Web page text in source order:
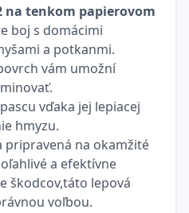
na tenkom papierovom
boj s domácimi
a potkanmi.
vám umožní
vďaka jej lepiacej
hmyzu.
pripravená na okamžité
a efektívne
škodcov,táto lepová
voľbou.